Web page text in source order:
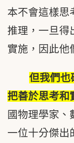
本不會這樣思
推理，一旦得
實施，因此他
但我們也
把善於思考和
國物理學家、
一位十分傑出